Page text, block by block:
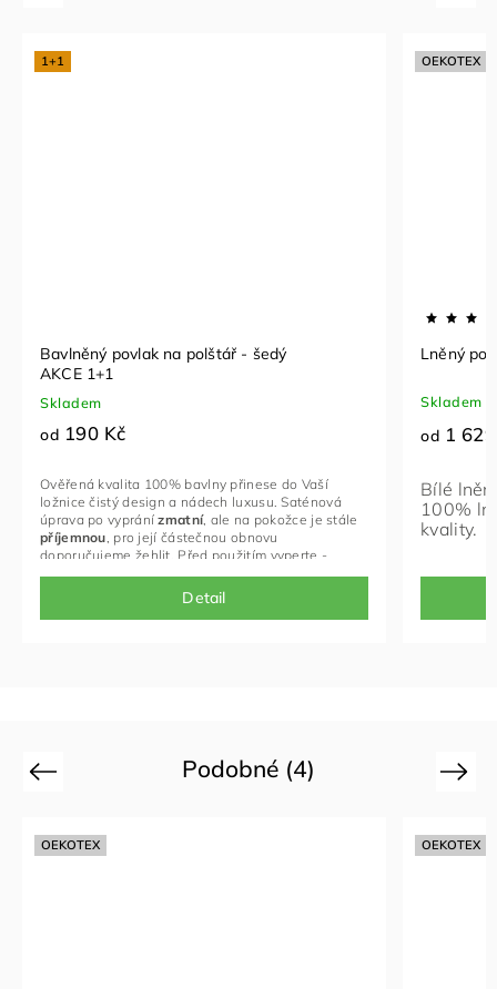
1+1
Bavlněný povlak na polštář - šedý
AKCE 1+1
Skladem
od 190 Kč
Detail
Ověřená kvalita 100% bavlny přinese do Vaší
ložnice čistý design a nádech luxusu. Saténová
úprava po vypránízmatní, ale na pokožce je stále
příjemnou , pro její částečnou obnovu
doporučujeme žehlit. Před použitím vyperte -
OEKOTEX
Lněný
Skladem
od 1
Bílé
100%
kvality.
Podobné (4)
Previous
OEKOTEX OEKOTEX
Next